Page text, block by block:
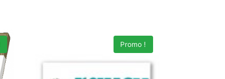
Promo !